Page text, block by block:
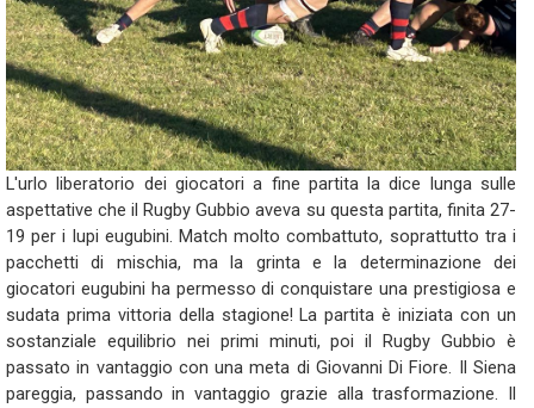
L'urlo liberatorio dei giocatori a fine partita la dice lunga sulle
aspettative che il Rugby Gubbio aveva su questa partita, finita 27-
19 per i lupi eugubini. Match molto combattuto, soprattutto tra i
pacchetti di mischia, ma la grinta e la determinazione dei
giocatori eugubini ha permesso di conquistare una prestigiosa e
sudata prima vittoria della stagione! La partita è iniziata con un
sostanziale equilibrio nei primi minuti, poi il Rugby Gubbio è
passato in vantaggio con una meta di Giovanni Di Fiore. Il Siena
pareggia, passando in vantaggio grazie alla trasformazione. Il